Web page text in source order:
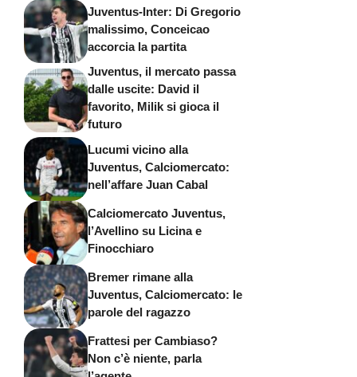
Juventus-Inter: Di Gregorio
malissimo, Conceicao
accorcia la partita
Juventus, il mercato passa
dalle uscite: David il
favorito, Milik si gioca il
futuro
Lucumi vicino alla
Juventus, Calciomercato:
nell’affare Juan Cabal
Calciomercato Juventus,
l’Avellino su Licina e
Finocchiaro
Bremer rimane alla
Juventus, Calciomercato: le
parole del ragazzo
Frattesi per Cambiaso?
Non c’è niente, parla